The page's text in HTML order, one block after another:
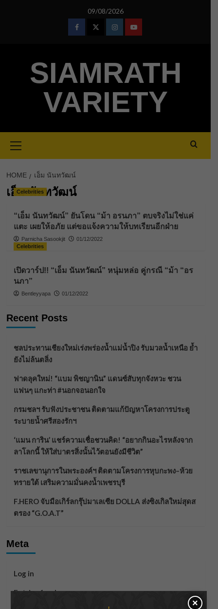
09/08/2026
FacebookTwitterInstagramYoutube
SIAMRATH
VARIETY
Menu
HOME เอ็ม นันทวัฒน์
เอ็ม นันทวัฒน์
Celebrities
“เอ็ม นันทวัฒน์” ยันโดน “ม้า อรนภา” ตบจริงไม่ใช่แค่
แตะ เผยให้อภัย แต่ขอแจ้งความให้บทเรียนอีกฝ่าย
Parnicha Sasookjit
01/12/2022
Celebrities
เปิดวาร์ป!! “เอ็ม นันทวัฒน์” หนุ่มหล่อ คู่กรณี “ม้า “อร
นภา”
Bentleyyapa 01/12/2022
Recent Posts
ชลประทานเชียงใหม่เร่งพร่องน้ำแม่น้ำปิง รับมวลน้ำเหนือ ย้ำ
ยังไม่ล้นตลิ่ง
ฟาดลุคใหม่! “แบม พิชญานิน” แดนซ์สับทุกจังหวะ ชวน
แฟนๆ แกะท่า #นอกจอนอกใจ
กรมชลฯ รับฟังประชาชน ติดตามแก้ปัญหาโครงการประตู
ระบายน้ำศรีสองรักฯ
‘แมน การิน’ แชร์ความเชื่อชวนคิด! “อยากกินอะไรหลังจาก
ลาโลกนี้ ให้ใส่บาตรสิ่งนั้นไว้ตอนยังมีชีวิต”
ราชเลขานุการในพระองค์ฯ ติดตามโครงการหุบกะพง–ห้วย
ทรายใต้ เสริมความมั่นคงน้ำเพชรบุรี
F.HERO จับมือเกิร์ลกรุ๊ปมาเลเซีย DOLLA ส่งซิงเกิลใหม่สุดส
ตรอง “G.O.A.T”
Meta
Log in
Entries feed
×